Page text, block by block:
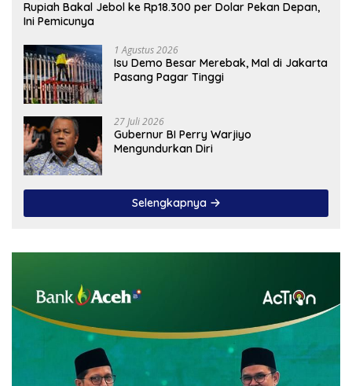
Rupiah Bakal Jebol ke Rp18.300 per Dolar Pekan Depan,
Ini Pemicunya
1 Agustus 2026
Isu Demo Besar Merebak, Mal di Jakarta
Pasang Pagar Tinggi
27 Juli 2026
Gubernur BI Perry Warjiyo
Mengundurkan Diri
Selengkapnya